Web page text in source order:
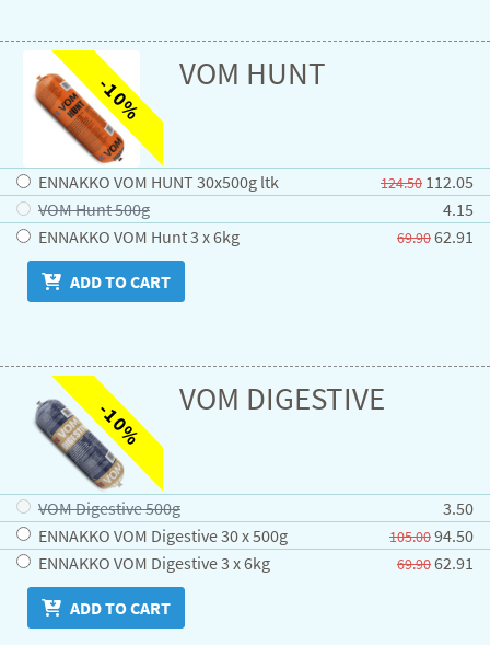
-10% VOM HUNT
ENNAKKO VOM HUNT 30x500g ltk 124.50112.05
VOM Hunt 500g
4.15
ENNAKKO VOM Hunt 3 x 6kg
69.9062.91
ADD TO CART
-10% VOM DIGESTIVE
VOM Digestive 500g
3.50
ENNAKKO VOM Digestive 30 x 500g
105.0094.50
ENNAKKO VOM Digestive 3 x 6kg
69.9062.91
ADD TO CART